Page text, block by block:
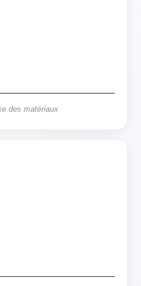
des matériaux